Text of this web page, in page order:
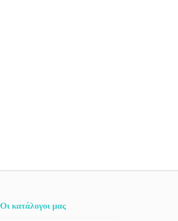
Οι κατάλογοι μας